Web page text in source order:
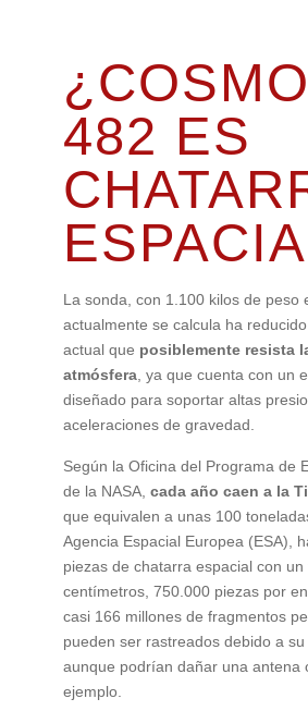
482 ES
La sonda, con 1.100 kilos de peso
actualmente se calcula ha
actual que posiblemente resista
atmósfera, ya que cuenta con un
diseñado para soportar altas
aceleraciones de gravedad.
Según la Oficina del Programa de
de la NASA, cada año caen a la
que equivalen a unas 100
Agencia Espacial Europea (ESA),
piezas de chatarra espacial con
centímetros, 750.000 piezas por
casi 166 millones de fragmentos
pueden ser rastreados debido a su
aunque podrían dañar una antena
ejemplo.